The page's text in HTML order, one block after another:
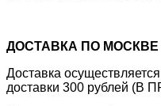
ДОСТАВКА ПО
Доставка
доставки 300 рублей